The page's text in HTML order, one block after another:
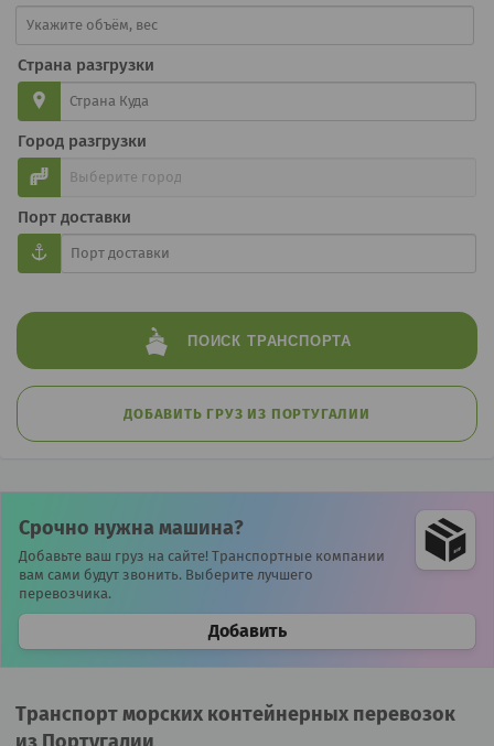
Страна разгрузки
Город разгрузки
Порт доставки
ПОИСК ТРАНСПОРТА
ДОБАВИТЬ ГРУЗ ИЗ ПОРТУГАЛИИ
Срочно нужна машина?
Добавьте ваш груз на сайте! Транспортные компании
вам сами будут звонить. Выберите лучшего
перевозчика.
Добавить
Транспорт морских контейнерных перевозок